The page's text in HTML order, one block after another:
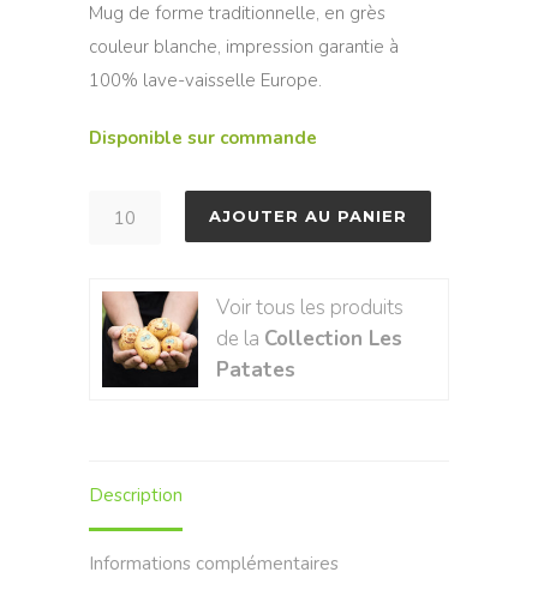
Mug de forme traditionnelle, en grès
couleur blanche, impression garantie à
100% lave-vaisselle Europe.
Disponible sur commande
quantité
T'as
AJOUTER AU PANIER
Voir tous les produits
de la Collection Les
Patates
Description
Informations complémentaires